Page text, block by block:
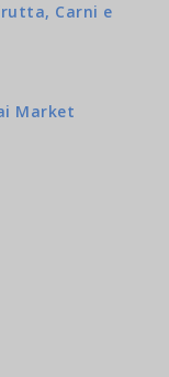
Carni e
Market